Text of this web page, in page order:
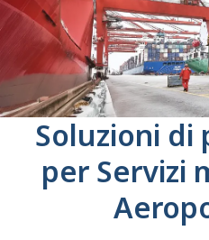
Soluzioni di
per Servizi